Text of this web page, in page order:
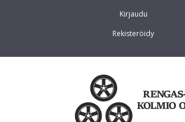
Kirjaudu
Rekisteröidy